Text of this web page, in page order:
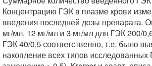
Концентрацию ГЭК в плазме крови
введения последней дозы препарата.
мг/мл, 12 мг/мл и 3 мг/мл для ГЭК 200/
ГЭК 40/0,5 соответственно, т.е. было
накопление всех типов